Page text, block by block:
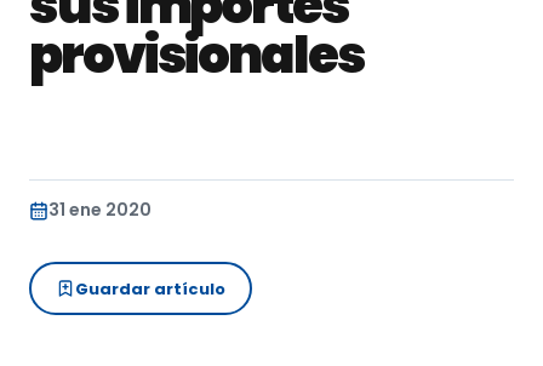
provisionales
31 ene 2020
Guardar artículo